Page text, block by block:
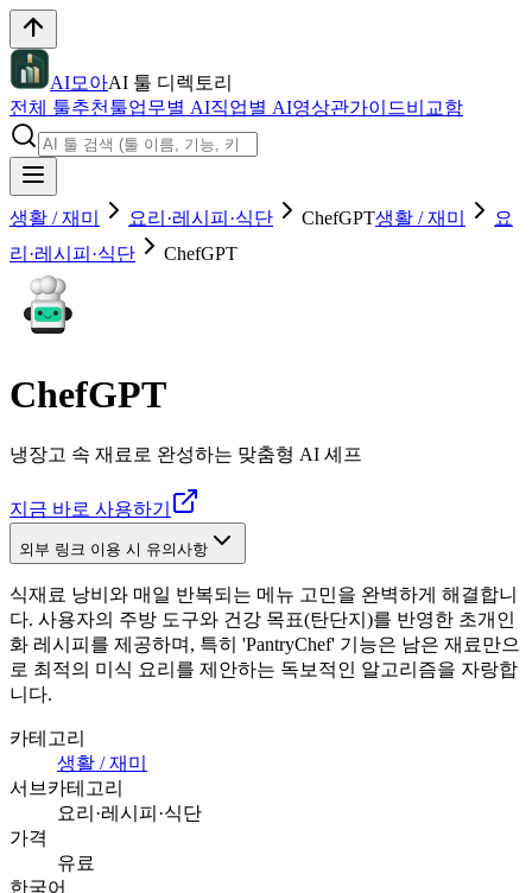
AI모아AI 툴 디렉토리
전체 툴추천툴업무별 AI직업별 AI영상관가이드비교함
생활 / 재미 요리·레시피·식단 ChefGPT생활 / 재미
요
리·레시피·식단
ChefGPT
ChefGPT
냉장고 속 재료로 완성하는 맞춤형 AI 셰프
지금 바로 사용하기
외부 링크 이용 시 유의사항
식재료 낭비와 매일 반복되는 메뉴 고민을 완벽하게 해결합니
다. 사용자의 주방 도구와 건강 목표(탄단지)를 반영한 초개인
화 레시피를 제공하며, 특히 'PantryChef' 기능은 남은 재료만으
로 최적의 미식 요리를 제안하는 독보적인 알고리즘을 자랑합
니다.
카테고리
생활 / 재미
서브카테고리
요리·레시피·식단
가격
유료
한국어